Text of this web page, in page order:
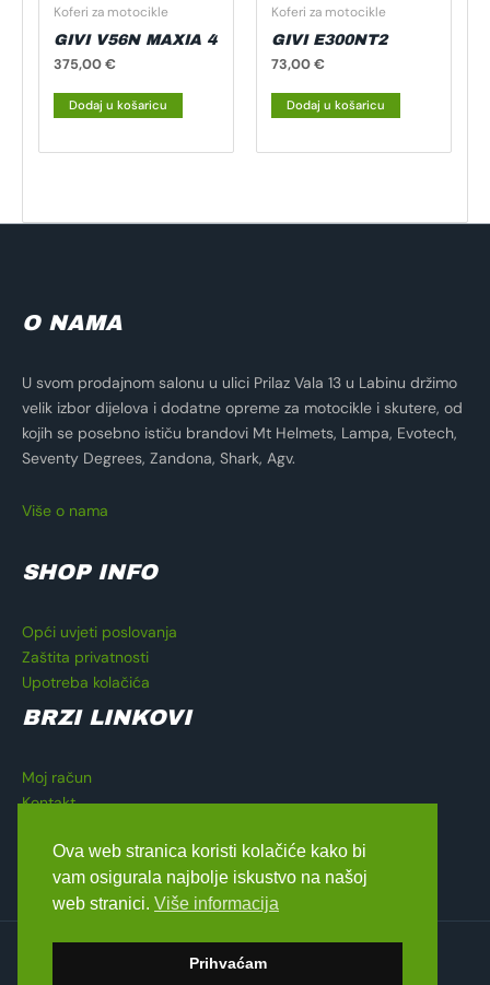
Koferi za motocikle
GIVI V56N MAXIA 4
375,00€
Dodaj u košaricu
Koferi za motocikle
GIVI E300NT2
73,00€
Dodaj u košaricu
O NAMA
U svom prodajnom salonu u ulici Prilaz Vala 13 u Labinu držimo
velik izbor dijelova i dodatne opreme za motocikle i skutere, od
kojih se posebno ističu brandovi Mt Helmets, Lampa, Evotech,
Seventy Degrees, Zandona, Shark, Agv.
Više o nama
SHOP INFO
Opći uvjeti poslovanja
Zaštita privatnosti
Upotreba kolačića
BRZI LINKOVI
Moj račun
Kontakt
Blagajna
Copyright © 2026 Lavado Moto Shop
Ova web stranica koristi kolačiće kako bi
vam osigurala najbolje iskustvo na našoj
web stranici. Više informacija
Prihvaćam